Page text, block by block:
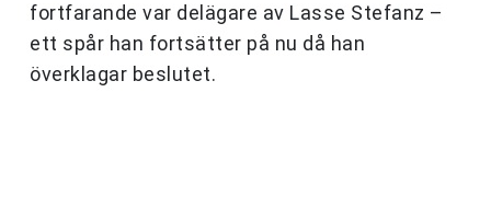
fortfarande var delägare av Lasse Stefanz –
ett spår han fortsätter på nu då han
överklagar beslutet.